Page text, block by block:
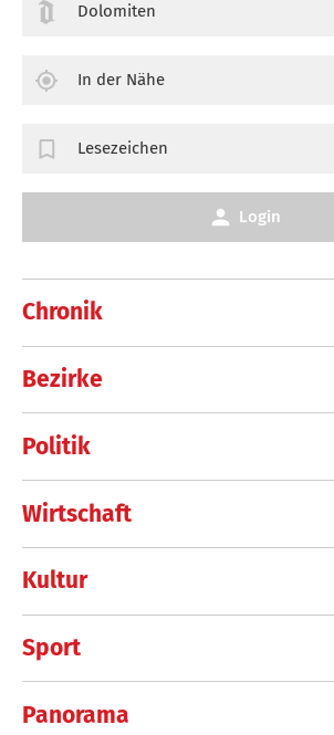
Chronik
Bezirke
Politik
Wirtschaft
Kultur
Sport
Panorama
Dolomiten
In der Nähe
Lesezeichen
Login